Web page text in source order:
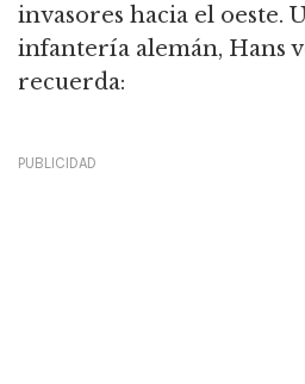
invasores hacia el oeste.
infantería alemán, Hans
recuerda:
PUBLICIDAD